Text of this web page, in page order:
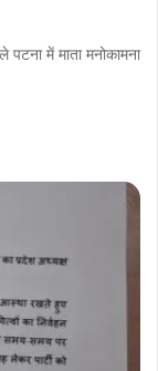
में माता मनोकामना